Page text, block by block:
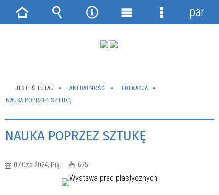
JESTEŚ TUTAJ AKTUALNOŚCI
EDUKACJA
NAUKA POPRZEZ SZTUKĘ
NAUKA POPRZEZ SZTUKĘ
07 Cze 2024, Pią 675
Strona Wyszukiwarka
NarzędziaMenu
Menu
panel